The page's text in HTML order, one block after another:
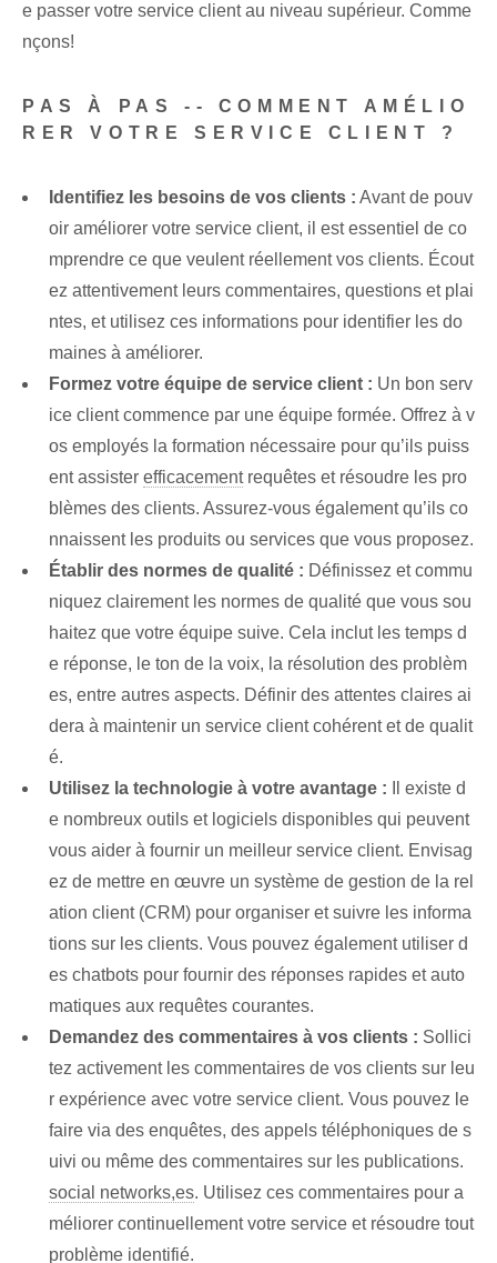
e passer votre service client au niveau supérieur. Comme
nçons!
PAS À PAS -- COMMENT AMÉLIO
RER VOTRE SERVICE CLIENT ?
Identifiez les besoins de vos clients : Avant de pouv
oir améliorer votre service client, il est essentiel de co
mprendre ce que veulent réellement vos clients. Écout
ez attentivement leurs commentaires, questions et plai
ntes, et utilisez ces informations pour identifier les do
maines à améliorer.
Formez votre équipe de service client : Un bon serv
ice client commence par une équipe formée. Offrez à v
os employés la formation nécessaire pour qu’ils puiss
ent assister efficacementrequêtes et résoudre les pro
blèmes des clients. Assurez-vous également qu’ils co
nnaissent les produits ou services que vous proposez.
Établir des normes de qualité : Définissez et commu
niquez clairement les normes de qualité que vous sou
haitez que votre équipe suive. Cela inclut les temps d
e réponse, le ton de la voix, la résolution des problèm
es, entre autres aspects. Définir des attentes claires ai
dera à maintenir un service client cohérent et de qualit
é.
Utilisez la technologie à votre avantage : Il existe d
e nombreux outils et logiciels disponibles qui peuvent
vous aider à fournir un meilleur service client. Envisag
ez de mettre en œuvre un système de gestion de la rel
ation client (CRM) pour organiser et suivre les informa
tions sur les clients. Vous pouvez également utiliser d
es chatbots pour fournir des réponses rapides et auto
matiques aux requêtes courantes.
Demandez des commentaires à vos clients : Sollici
tez activement les commentaires de vos clients sur leu
r expérience avec votre service client. Vous pouvez le
faire via des enquêtes, des appels téléphoniques de s
uivi ou même des commentaires sur les publications.
social networks,es. Utilisez ces commentaires pour a
méliorer continuellement votre service et résoudre tout
problème identifié.